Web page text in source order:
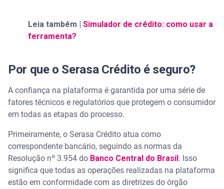
Leia também |
Simulador de crédito: como usar a
ferramenta?
Por que o Serasa Crédito é seguro?
A confiança na plataforma é garantida por uma série de
fatores técnicos e regulatórios que protegem o consumidor
em todas as etapas do processo.
Primeiramente, o Serasa Crédito atua como
correspondente bancário, seguindo as normas da
Resolução nº 3.954 do Banco Central do Brasil . Isso
significa que todas as operações realizadas na plataforma
estão em conformidade com as diretrizes do órgão